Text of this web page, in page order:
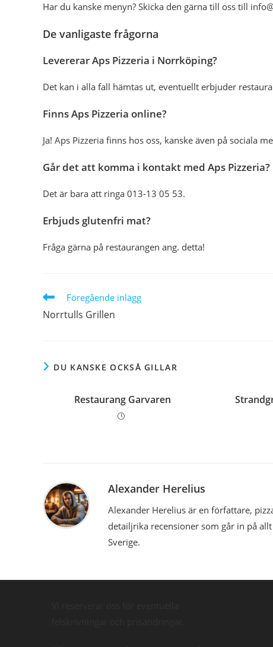
Har du kanske menyn? Skicka den gärna till oss till
De vanligaste frågorna
Levererar Aps Pizzeria i Norrköping?
Det kan i alla fall hämtas ut, eventuellt erbjuder
Finns Aps Pizzeria online?
Ja! Aps Pizzeria finns hos oss, kanske även på sociala
Går det att komma i kontakt med Aps Pizzeria?
Det är bara att ringa 013-13 05 53.
Erbjuds glutenfri mat?
Fråga gärna på restaurangen ang. detta!
Läs
artiklar
Föregående inlägg
Norrtulls Grillen
DU KANSKE OCKSÅ GILLAR
Restaurang Garvaren
Alexander Herelius
Alexander Herelius är en författare,
detailjrika recensioner som går in på
Sverige.